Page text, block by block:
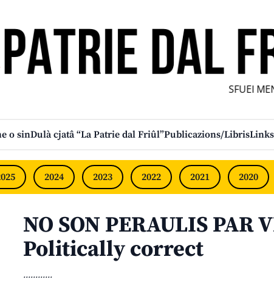
SFUEI
o sinDulà cjatâ “La Patrie dal Friûl”Publicazions/Libris
2024 2023 2022 2021 2020
NO SON PERAULIS PAR
Politically correct
............